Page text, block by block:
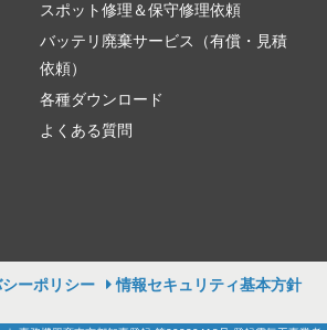
スポット修理＆保守修理依頼
バッテリ廃棄サービス（有償・見積
依頼）
各種ダウンロード
よくある質問
ーポリシー 情報セキュリティ基本方針